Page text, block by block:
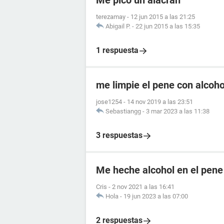
terezamay - 12 jun 2015 a las 21:25
Abigail P. - 22 jun 2015 a las 15:35
1 respuesta
me limpie el pene con
jose1254 - 14 nov 2019 a las 23:51
Sebastiangg - 3 mar 2023 a las 11:38
3 respuestas
Me heche alcohol en el pene
Cris - 2 nov 2021 a las 16:41
Hola - 19 jun 2023 a las 07:00
2 respuestas